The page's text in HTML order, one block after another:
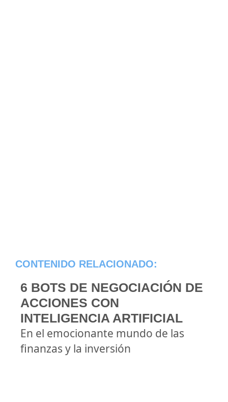
CONTENIDO RELACIONADO:
6 BOTS DE NEGOCIACIÓN DE
ACCIONES CON
INTELIGENCIA ARTIFICIAL
En el emocionante mundo de las
finanzas y la inversión